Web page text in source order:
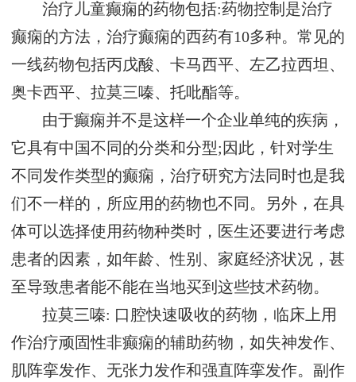
治疗儿童癫痫的药物包括:药物控制是治疗
癫痫的方法，治疗癫痫的西药有10多种。常见的
一线药物包括丙戊酸、卡马西平、左乙拉西坦、
奥卡西平、拉莫三嗪、托吡酯等。
由于癫痫并不是这样一个企业单纯的疾病，
它具有中国不同的分类和分型;因此，针对学生
不同发作类型的癫痫，治疗研究方法同时也是我
们不一样的，所应用的药物也不同。另外，在具
体可以选择使用药物种类时，医生还要进行考虑
患者的因素，如年龄、性别、家庭经济状况，甚
至导致患者能不能在当地买到这些技术药物。
拉莫三嗪: 口腔快速吸收的药物，临床上用
作治疗顽固性非癫痫的辅助药物，如失神发作、
肌阵挛发作、无张力发作和强直阵挛发作。副作